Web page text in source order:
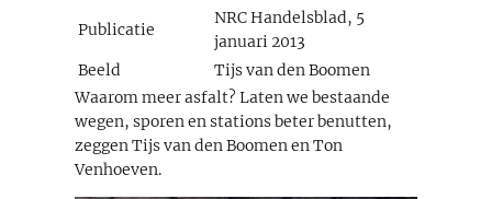
Publicatie
NRC Handelsblad, 5
januari 2013
Beeld
Tijs van den Boomen
Waarom meer asfalt? Laten we bestaande
wegen, sporen en stations beter benutten,
zeggen Tijs van den Boomen en Ton
Venhoeven.